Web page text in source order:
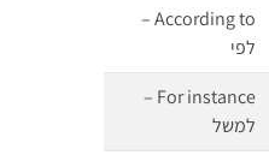
According to –
לפי
For instance –
למשל